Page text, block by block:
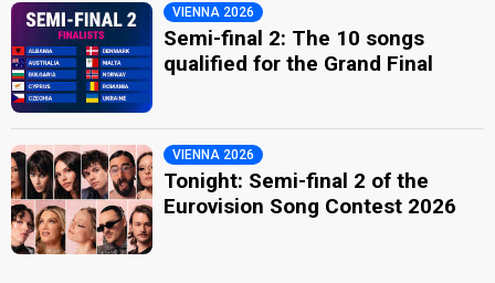
VIENNA 2026
Semi-final 2: The 10 songs
qualified for the Grand Final
VIENNA 2026
Tonight: Semi-final 2 of the
Eurovision Song Contest 2026